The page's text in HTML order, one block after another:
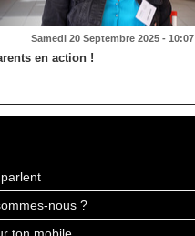
Samedi 20 Septembre 2025 - 10:07
en action !
nous ?